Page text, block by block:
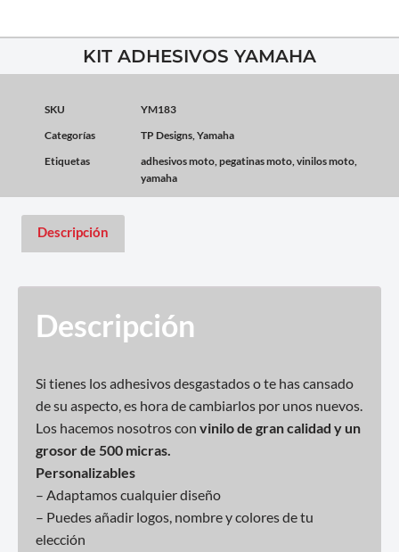
KIT ADHESIVOS YAMAHA
SKU
YM183
Categorías
TP Designs,Yamaha
Etiquetas
adhesivos moto,pegatinas moto,vinilos moto,
yamaha
Descripción
Descripción
Si tienes los adhesivos desgastados o te has cansado
de su aspecto, es hora de cambiarlos por unos nuevos.
Los hacemos nosotros con vinilo de gran calidad y un
grosor de 500 micras.
Personalizables
– Adaptamos cualquier diseño
– Puedes añadir logos, nombre y colores de tu
elección